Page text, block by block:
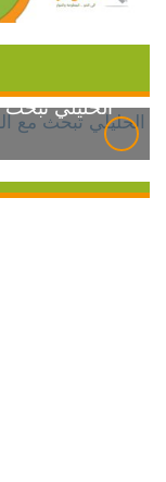
الخليلي تبحث